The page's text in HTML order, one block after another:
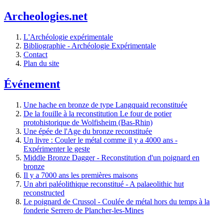
Archeologies.net
L'Archéologie expérimentale
Bibliographie - Archéologie Expérimentale
Contact
Plan du site
Événement
Une hache en bronze de type Langquaid reconstituée
De la fouille à la reconstitution Le four de potier
protohistorique de Wolfisheim (Bas-Rhin)
Une épée de l'Age du bronze reconstituée
Un livre : Couler le métal comme il y a 4000 ans -
Expérimenter le geste
Middle Bronze Dagger - Reconstitution d'un poignard en
bronze
Il y a 7000 ans les premières maisons
Un abri paléolithique reconstitué - A palaeolithic hut
reconstructed
Le poignard de Crussol - Coulée de métal hors du temps à la
fonderie Serrero de Plancher-les-Mines